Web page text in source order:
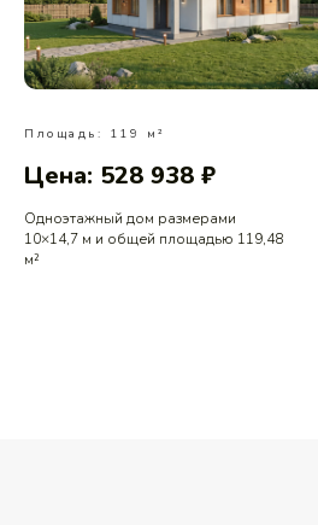
Площадь: 119 м²
Цена: 528 938 ₽
Одноэтажный дом размерами
10×14,7 м и общей площадью 119,48
м²